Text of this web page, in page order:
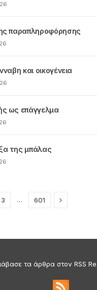
παραπληροφόρησης
και οικογένεια
ως επάγγελμα
της μπάλας
3 … 601 Next
τα άρθρα στον RSS